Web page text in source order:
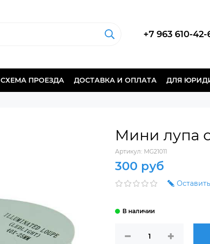
+7 963 610-42-
СХЕМА ПРОЕЗДА ДОСТАВКА И ОПЛАТА ДЛЯ
Мини лупа
Артикул: MG21011
300 руб